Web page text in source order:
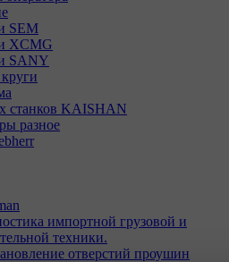
SEM
XCMG
SANY
станков KAISHAN
разное
импортной грузовой и
техники.
отверстий проушин